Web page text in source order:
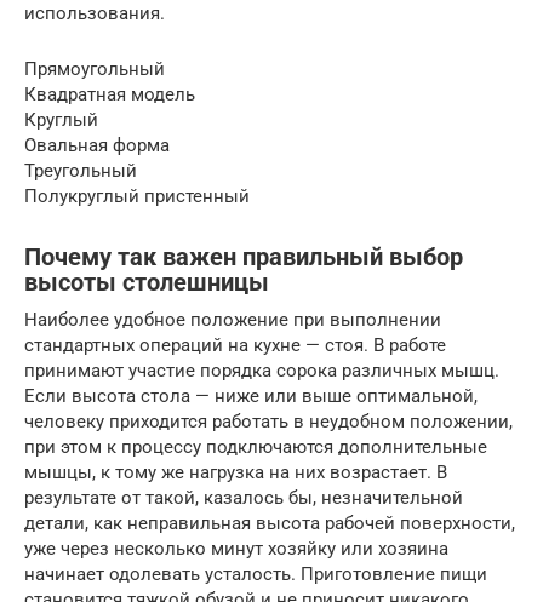
использования.
Прямоугольный
Квадратная модель
Круглый
Овальная форма
Треугольный
Полукруглый пристенный
Почему так важен правильный выбор
высоты столешницы
Наиболее удобное положение при выполнении
стандартных операций на кухне — стоя. В работе
принимают участие порядка сорока различных мышц.
Если высота стола — ниже или выше оптимальной,
человеку приходится работать в неудобном положении,
при этом к процессу подключаются дополнительные
мышцы, к тому же нагрузка на них возрастает. В
результате от такой, казалось бы, незначительной
детали, как неправильная высота рабочей поверхности,
уже через несколько минут хозяйку или хозяина
начинает одолевать усталость. Приготовление пищи